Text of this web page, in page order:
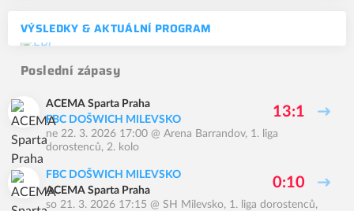
VÝSLEDKY & AKTUÁLNÍ PROGRAM
Poslední zápasy
ACEMA Sparta Praha
FBC DOŠWICH MILEVSKO
13:1
ne 22. 3. 2026 17:00 @ Arena Barrandov, 1. liga
dorostenců, 2. kolo
FBC DOŠWICH MILEVSKO
ACEMA Sparta Praha
0:10
so 21. 3. 2026 17:15 @ SH Milevsko, 1. liga dorostenců,